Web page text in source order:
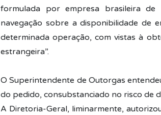
formulada por empresa brasileira de
navegação sobre a disponibilidade de
determinada operação, com vistas à
estrangeira”.
O Superintendente de Outorgas
do pedido, consubstanciado no risco de
A Diretoria-Geral, liminarmente,